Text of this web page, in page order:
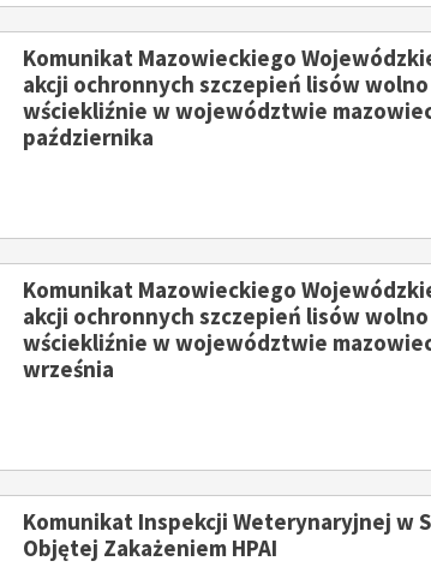
Komunikat Mazowieckiego
akcji ochronnych szczepień lisów
wściekliźnie w województwie
października
Komunikat Mazowieckiego
akcji ochronnych szczepień lisów
wściekliźnie w województwie
września
Komunikat Inspekcji Weterynaryjnej w
Objętej Zakażeniem HPAI